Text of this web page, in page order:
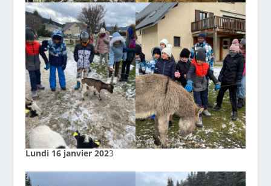
Lundi 16 janvier 2023